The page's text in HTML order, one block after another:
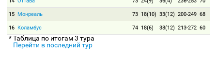
15 Монреаль 73 18(10) 33(12) 200-249 68
16 Коламбус 74 18(6) 38(12) 213-272 60
* Таблица по итогам 3 тура
Перейти в последний тур